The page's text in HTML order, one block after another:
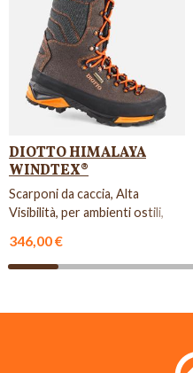
DIOTTO HIMALAYA
WINDTEX®
Scarponi da caccia, Alta
Visibilità, per ambienti ostili,
346,00 €